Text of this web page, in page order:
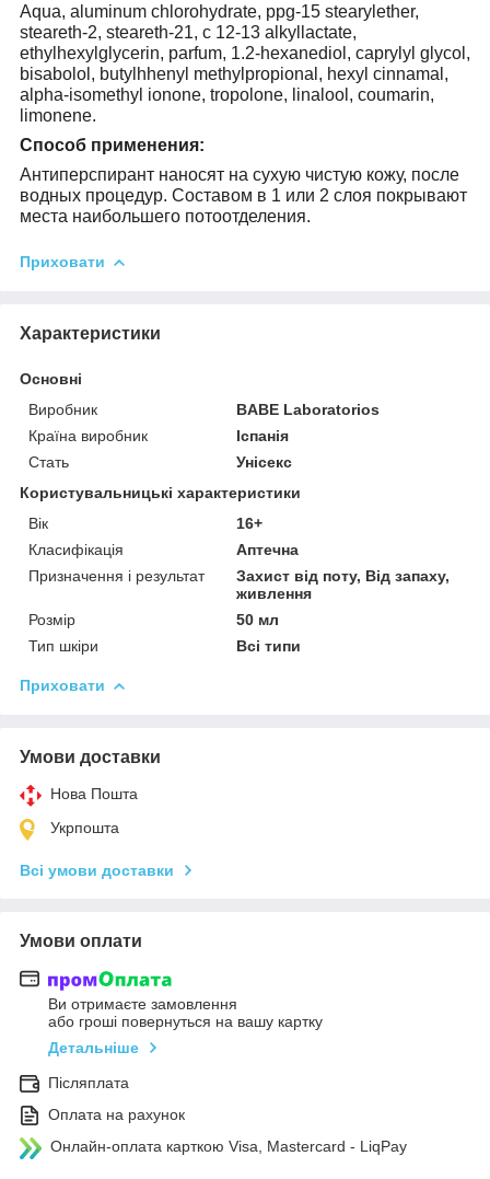
Aqua, aluminum chlorohydrate, ppg-15 stearylether,
steareth-2, steareth-21, c 12-13 alkyllactate,
ethylhexylglycerin, parfum, 1.2-hexanediol, caprylyl glycol,
bisabolol, butylhhenyl methylpropional, hexyl cinnamal,
alpha-isomethyl ionone, tropolone, linalool, coumarin,
limonene.
Способ применения:
Антиперспирант наносят на сухую чистую кожу, после
водных процедур. Составом в 1 или 2 слоя покрывают
места наибольшего потоотделения.
Приховати
Характеристики
Основні
Виробник
BABE Laboratorios
Країна виробник
Іспанія
Стать
Унісекс
Користувальницькі характеристики
Вік
16+
Класифікація
Аптечна
Призначення і результат
Захист від поту, Від запаху,
живлення
Розмір
50 мл
Тип шкіри
Всі типи
Приховати
Умови доставки
Нова Пошта
Укрпошта
Всі умови доставки
Умови оплати
Ви отримаєте замовлення
або гроші повернуться на вашу картку
Детальніше
Післяплата
Оплата на рахунок
Онлайн-оплата карткою Visa, Mastercard - LiqPay